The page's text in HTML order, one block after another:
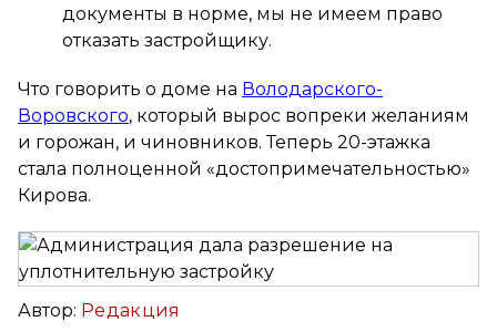
документы в норме, мы не имеем право
отказать застройщику.
Что говорить о доме на Володарского-
Воровского, который вырос вопреки желаниям
и горожан, и чиновников. Теперь 20-этажка
стала полноценной «достопримечательностью»
Кирова.
Автор: Редакция